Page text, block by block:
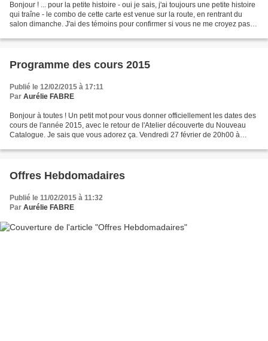
Bonjour ! ... pour la petite histoire - oui je sais, j'ai toujours une petite histoire
qui traîne - le combo de cette carte est venue sur la route, en rentrant du
salon dimanche. J'ai des témoins pour confirmer si vous ne me croyez pas !
Programme des cours 2015
Publié le 12/02/2015 à 17:11
Par Aurélie FABRE
Bonjour à toutes ! Un petit mot pour vous donner officiellement les dates des
cours de l'année 2015, avec le retour de l'Atelier découverte du Nouveau
Catalogue. Je sais que vous adorez ça. Vendredi 27 février de 20h00 à
Offres Hebdomadaires
Publié le 11/02/2015 à 11:32
Par Aurélie FABRE